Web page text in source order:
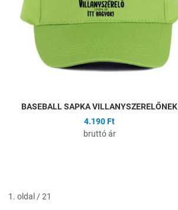
BASEBALL SAPKA VILLANYSZERELŐNEK
4.190 Ft
bruttó ár
1. oldal / 21